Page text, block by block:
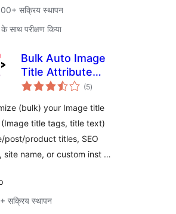
सक्रिय स्थापन
साथ परीक्षण किया
Bulk Auto Image
Title Attribute
(Image Title tag)
SEO)
(5कुल
दर)
(bulk) your Image title
title tags, title text)
post/product titles, SEO
site name, or custom inst …
सक्रिय स्थापन